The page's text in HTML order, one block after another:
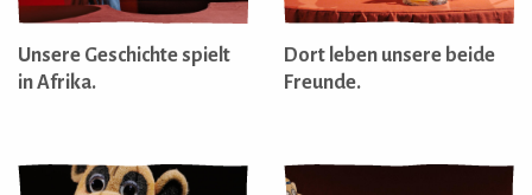
Unsere Geschichte spielt
in Afrika.
Dort leben unsere beide
Freunde.